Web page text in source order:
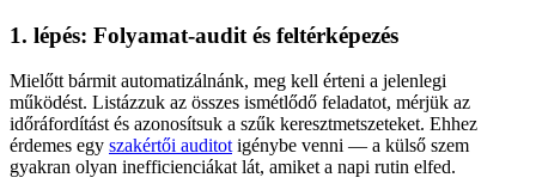
1. lépés: Folyamat-audit és feltérképezés
Mielőtt bármit automatizálnánk, meg kell érteni a jelenlegi
működést. Listázzuk az összes ismétlődő feladatot, mérjük az
időráfordítást és azonosítsuk a szűk keresztmetszeteket. Ehhez
érdemes egy szakértői auditot igénybe venni — a külső szem
gyakran olyan inefficienciákat lát, amiket a napi rutin elfed.